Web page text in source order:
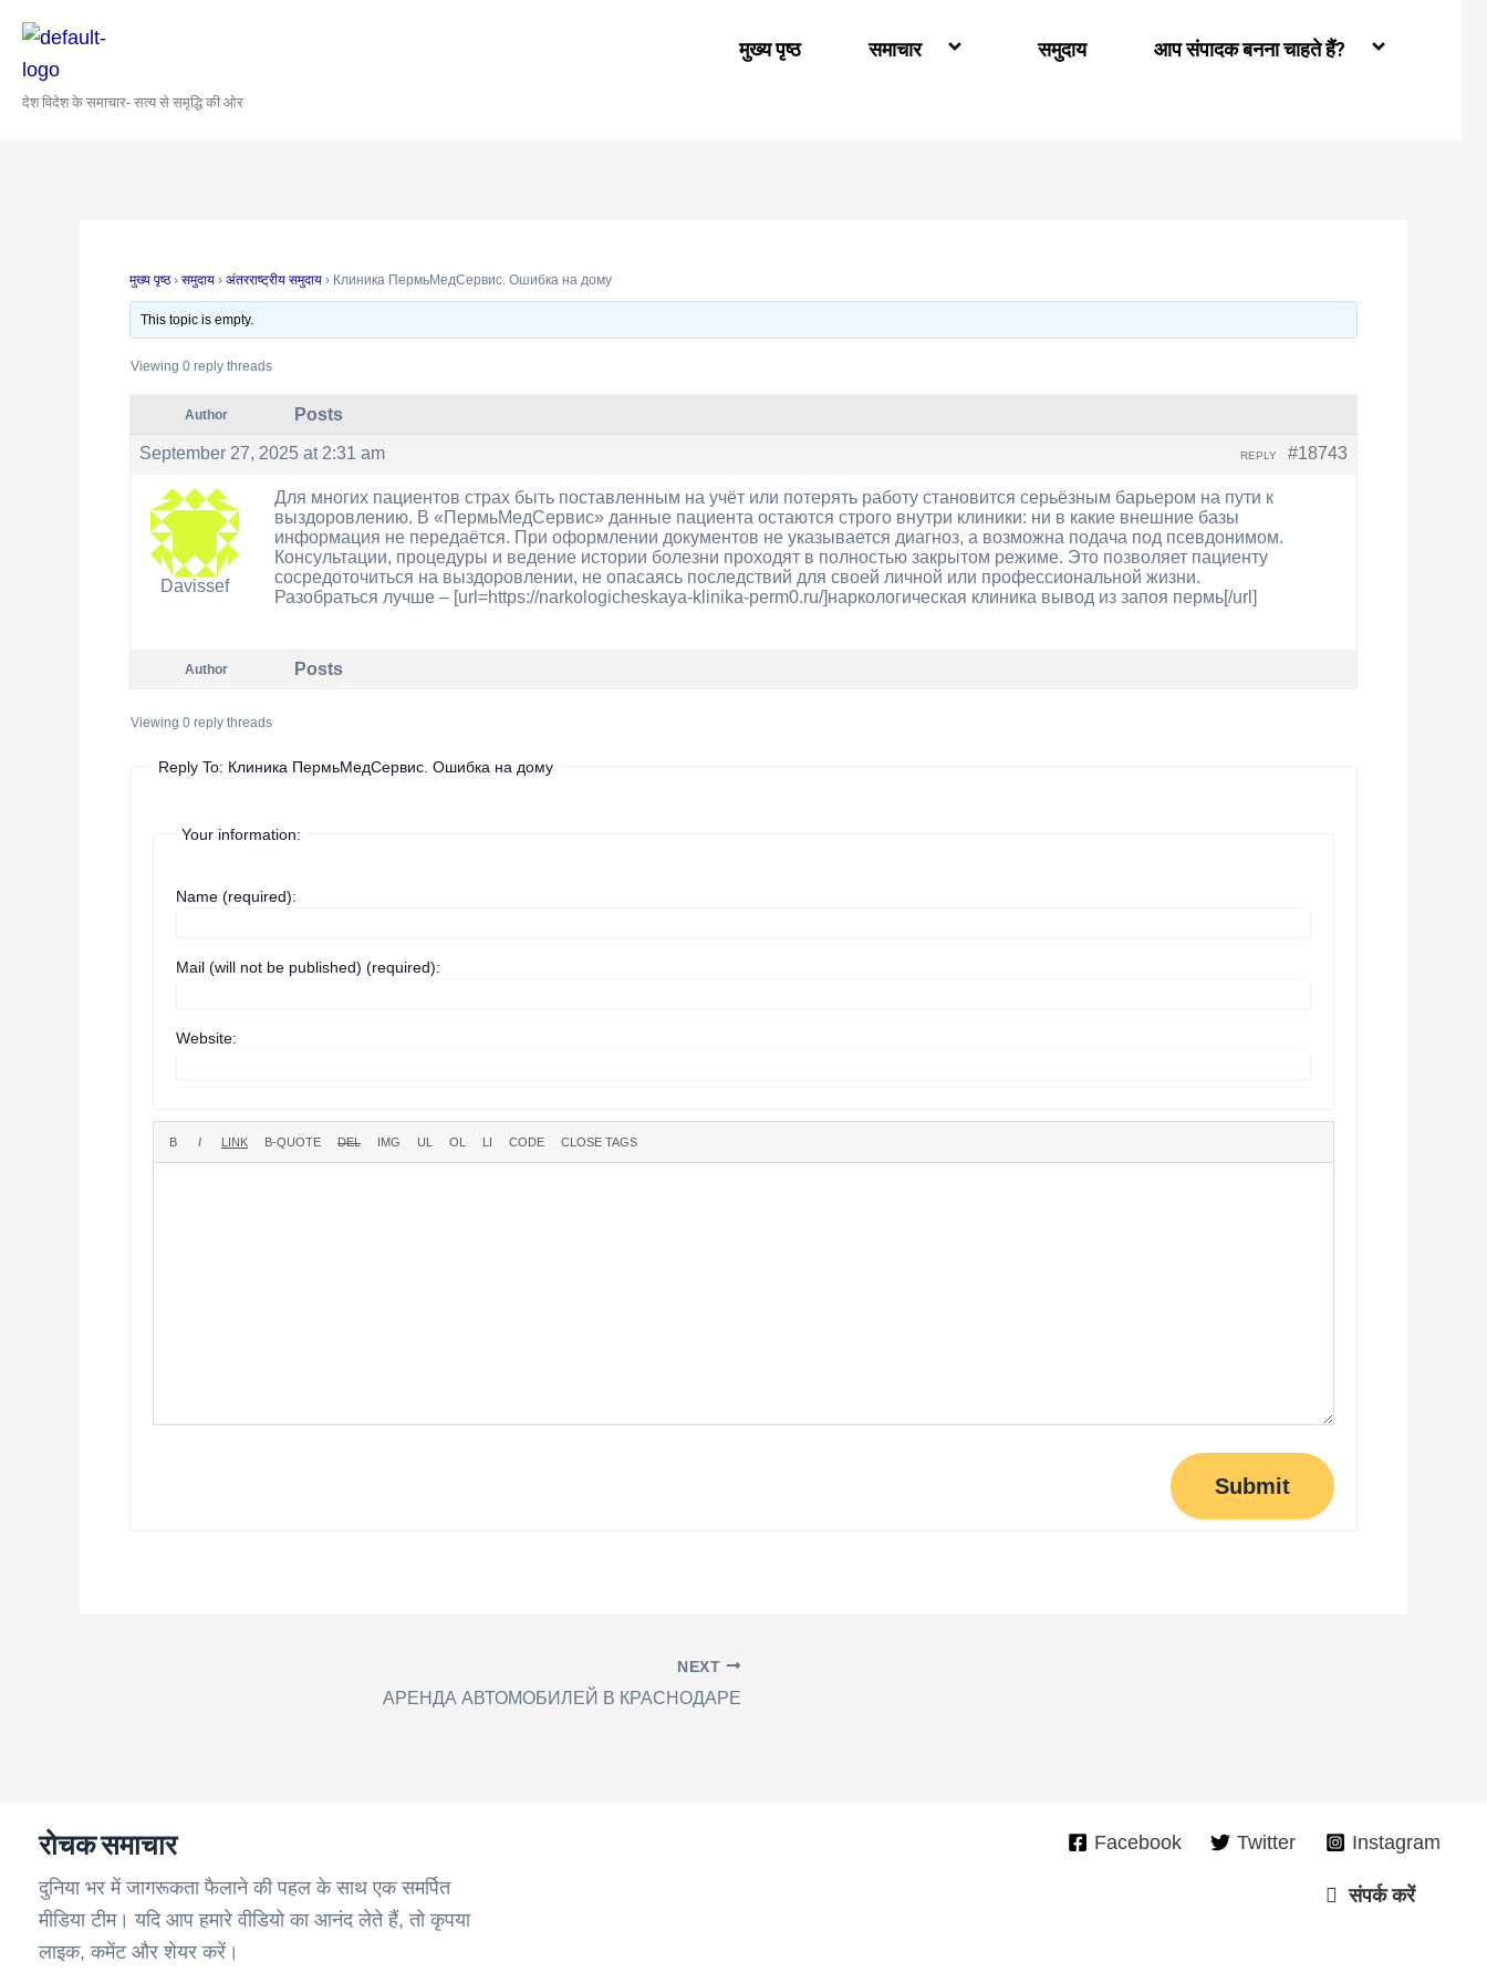
content
देश विदेश के समाचार- सत्य से समृद्धि की ओर
मुख्य पृष्ठ समाचार समुदाय आप संपादक बनना चाहते हैं?
मुख्य पृष्ठ › समुदाय › अंतरराष्ट्रीय समुदाय › Клиника ПермьМедСервис. Ошибка на дому
This topic is empty.
Viewing 0 reply threads
Author Posts
September 27, 2025 at 2:31 am #18743
REPLY
Davissef
Для многих пациентов страх быть поставленным на учёт или потерять работу становится серьёзным барьером на пути к
выздоровлению. В «ПермьМедСервис» данные пациента остаются строго внутри клиники: ни в какие внешние базы
информация не передаётся. При оформлении документов не указывается диагноз, а возможна подача под псевдонимом.
Консультации, процедуры и ведение истории болезни проходят в полностью закрытом режиме. Это позволяет пациенту
сосредоточиться на выздоровлении, не опасаясь последствий для своей личной или профессиональной жизни.
Разобраться лучше – [url=https://narkologicheskaya-klinika-perm0.ru/]наркологическая клиника вывод из запоя пермь[/url]
Author Posts
Viewing 0 reply threads
Reply To: Клиника ПермьМедСервис. Ошибка на дому
Your information:
Name (required):
Mail (will not be published) (required):
Website:
Submit
navigation
NEXT
АРЕНДА АВТОМОБИЛЕЙ В КРАСНОДАРЕ
रोचक समाचार
दुनिया भर में जागरूकता फैलाने की पहल के साथ एक समर्पित
मीडिया टीम। यदि आप हमारे वीडियो का आनंद लेते हैं, तो कृपया
लाइक, कमेंट और शेयर करें।
Facebook Twitter Instagram
संपर्क करें